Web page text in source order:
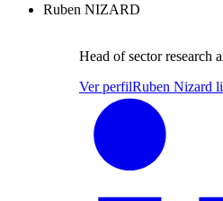
Ruben NIZARD
Head of sector research
Ver perfilRuben Nizard